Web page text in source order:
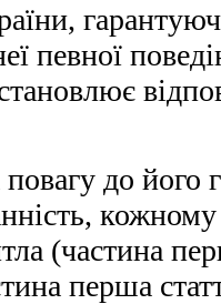
певної
до його
кожному
(частина
перша